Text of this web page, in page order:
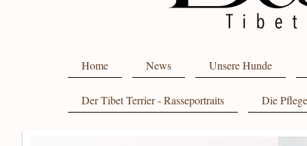
Home News Unsere Hunde
Der Tibet Terrier - Rasseportraits Die Pflege